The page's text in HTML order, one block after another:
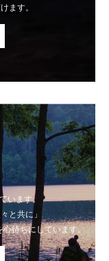
ます。
います。
と共に」
待ちにしています。